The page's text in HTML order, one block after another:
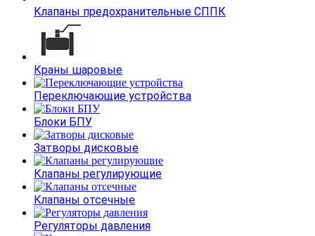
Клапаны предохранительные СППК
Краны шаровые
Переключающие устройства
Блоки БПУ
Затворы дисковые
Клапаны регулирующие
Клапаны отсечные
Регуляторы давления